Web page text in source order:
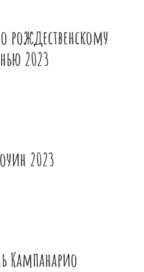
рождественскому
2023
2023
Кампанарио